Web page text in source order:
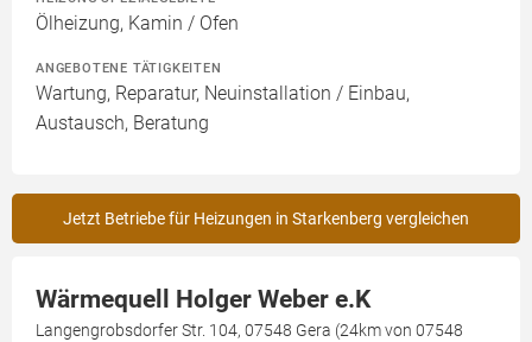
Ölheizung, Kamin / Ofen
ANGEBOTENE TÄTIGKEITEN
Wartung, Reparatur, Neuinstallation / Einbau,
Austausch, Beratung
Jetzt Betriebe für Heizungen in Starkenberg vergleichen
Wärmequell Holger Weber e.K
Langengrobsdorfer Str. 104, 07548 Gera (24km von 07548